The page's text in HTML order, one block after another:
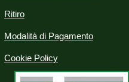
Ritiro
Modalità di Pagamento
Cookie Policy